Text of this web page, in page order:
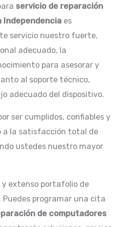
servicio de reparación
Independencia es
servicio nuestro fuerte,
adecuado, la
para asesorar y
al soporte técnico,
adecuado del dispositivo.
ser cumplidos, confiables y
a la satisfacción total de
ustedes nuestro mayor
y extenso portafolio de
Puedes programar una cita
de computadores